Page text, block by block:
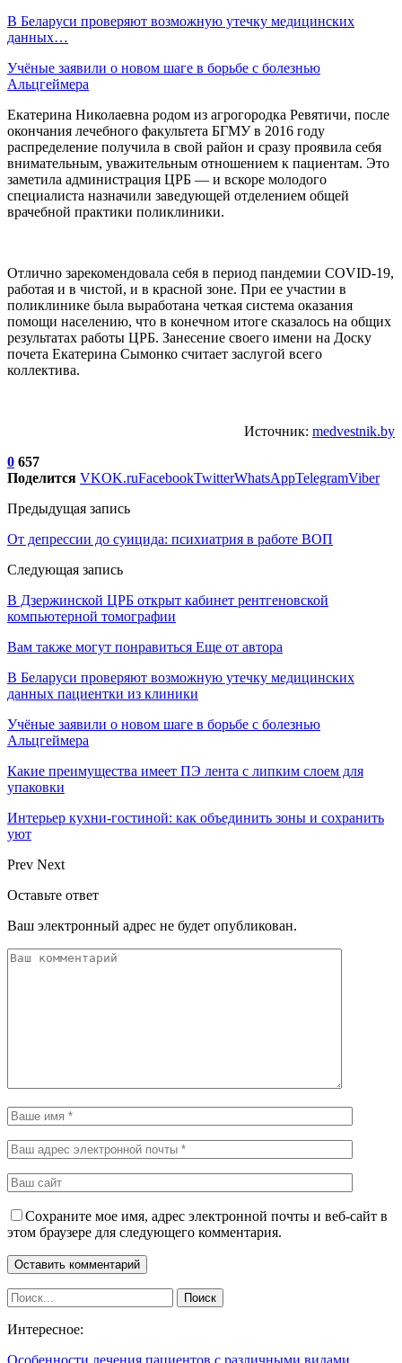
В Беларуси проверяют возможную утечку медицинских
данных…
Учёные заявили о новом шаге в борьбе с болезнью
Альцгеймера
Екатерина Николаевна родом из агрогородка Ревятичи, после
окончания лечебного факультета БГМУ в 2016 году
распределение получила в свой район и сразу проявила себя
внимательным, уважительным отношением к пациентам. Это
заметила администрация ЦРБ — и вскоре молодого
специалиста назначили заведующей отделением общей
врачебной практики поликлиники.
Отлично зарекомендовала себя в период пандемии COVID-19,
работая и в чистой, и в красной зоне. При ее участии в
поликлинике была выработана четкая система оказания
помощи населению, что в конечном итоге сказалось на общих
результатах работы ЦРБ. Занесение своего имени на Доску
почета Екатерина Сымонко считает заслугой всего
коллектива.
Источник: medvestnik.by
0 657
Поделится VKOK.ruFacebookTwitterWhatsAppTelegramViber
Предыдущая запись
От депрессии до суицида: психиатрия в работе ВОП
Следующая запись
В Дзержинской ЦРБ открыт кабинет рентгеновской
компьютерной томографии
Вам также могут понравиться Еще от автора
В Беларуси проверяют возможную утечку медицинских
данных пациентки из клиники
Учёные заявили о новом шаге в борьбе с болезнью
Альцгеймера
Какие преимущества имеет ПЭ лента с липким слоем для
упаковки
Интерьер кухни-гостиной: как объединить зоны и сохранить
уют
Prev Next
Оставьте ответ
Ваш электронный адрес не будет опубликован.
Сохраните мое имя, адрес электронной почты и веб-сайт в
этом браузере для следующего комментария.
Интересное:
Особенности лечения пациентов с различными видами…